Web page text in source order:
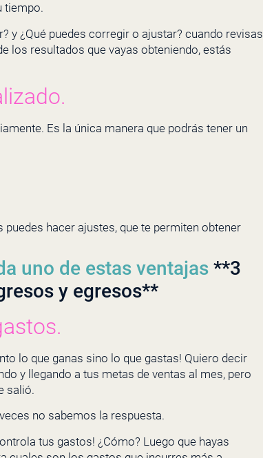
tiempo.
y ¿Qué puedes corregir o ajustar? cuando revisas
los resultados que vayas obteniendo, estás
Es la única manera que podrás tener un
hacer ajustes, que te permiten obtener
uno de estas ventajas **3
y egresos**
lo que ganas sino lo que gastas! Quiero decir
y llegando a tus metas de ventas al mes, pero
salió.
no sabemos la respuesta.
tus gastos! ¿Cómo? Luego que hayas